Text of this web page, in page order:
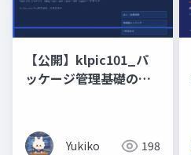
【公開】klpic101_パ
ッケージ管理基礎の攻
Yukiko 198